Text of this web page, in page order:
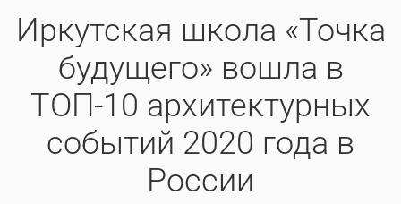
​Иркутская школа «Точка
будущего» вошла в
ТОП-10 архитектурных
событий 2020 года в
России